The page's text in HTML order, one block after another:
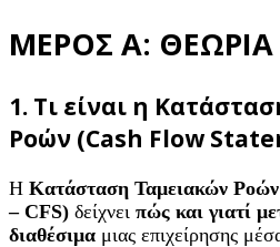
ΜΕΡΟΣ Α: ΘΕΩΡΙΑ
1. Τι είναι η
Ροών (Cash Flow
Η Κατάσταση Ταμειακών
– CFS) δείχνει πώς και γιατί
διαθέσιμα μιας επιχείρησης